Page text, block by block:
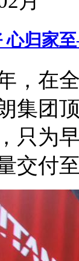
心归家
，在
集团
只为
交付